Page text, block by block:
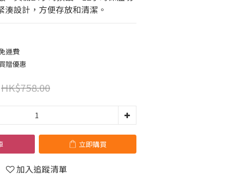
湊設計，方便存放和清潔。
運費
贈優惠
HK$758.00
立即購買
加入追蹤清單